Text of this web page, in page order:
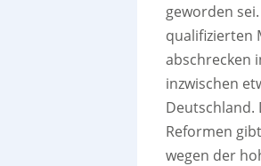
geworden
qualifizierten
abschrecken
inzwischen
Deutschland.
Reformen
wegen der